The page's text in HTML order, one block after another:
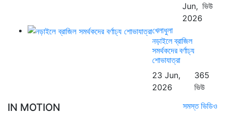
Jun,
2026
ভিউ
খেলাধুলা
নড়াইলে ব্রাজিল
সমর্থকদের বর্ণাঢ্য
শোভাযাত্রা
23 Jun,
2026
365
ভিউ
IN MOTION সমস্ত ভিডিও